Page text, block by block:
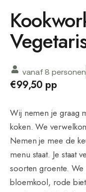
vanaf 8 personen
€99,50 pp
Wij nemen je graag
koken. We
Nemen je mee de
menu staat. Je staat
soorten groente.
bloemkool, rode